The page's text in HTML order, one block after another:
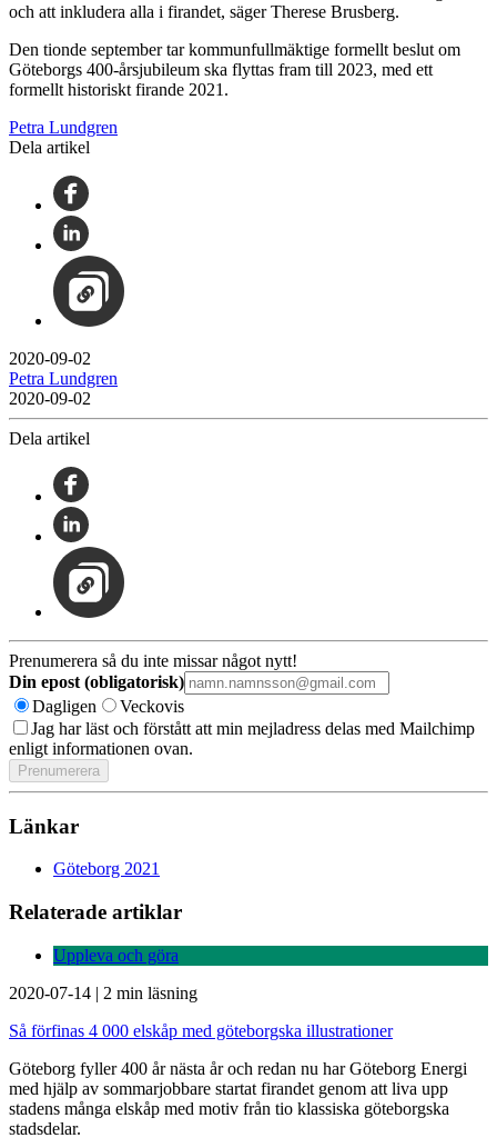
och att inkludera alla i firandet, säger Therese Brusberg.
Den tionde september tar kommunfullmäktige formellt beslut om
Göteborgs 400-årsjubileum ska flyttas fram till 2023, med ett
formellt historiskt firande 2021.
Petra Lundgren
Dela artikel
2020-09-02
Petra Lundgren
2020-09-02
Dela artikel
Prenumerera så du inte missar något nytt!
Din epost (obligatorisk)
Dagligen
Veckovis
Jag har läst och förstått att min mejladress delas med Mailchimp
enligt informationen ovan.
Länkar
Göteborg 2021
Relaterade artiklar
Uppleva och göra
2020-07-14 | 2 min läsning
Så förfinas 4 000 elskåp med göteborgska illustrationer
Göteborg fyller 400 år nästa år och redan nu har Göteborg Energi
med hjälp av sommarjobbare startat firandet genom att liva upp
stadens många elskåp med motiv från tio klassiska göteborgska
stadsdelar.